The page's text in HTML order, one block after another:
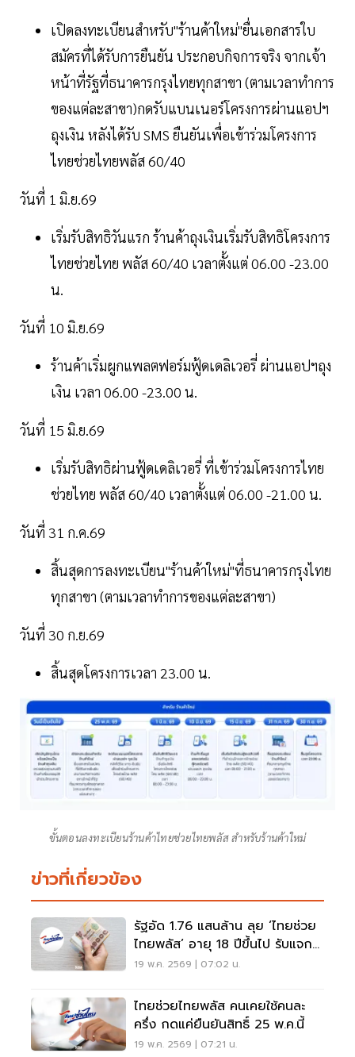
เปิดลงทะเบียนสำหรับ"ร้านค้าใหม่"ยื่นเอกสารใบ
สมัครที่ได้รับการยืนยัน ประกอบกิจการจริง จากเจ้า
หน้าที่รัฐที่ธนาคารกรุงไทยทุกสาขา (ตามเวลาทำการ
ของแต่ละสาขา)กดรับแบนเนอร์โครงการผ่านแอปฯ
ถุงเงิน หลังได้รับ SMS ยืนยันเพื่อเข้าร่วมโครงการ
ไทยช่วยไทยพลัส 60/40
วันที่ 1 มิ.ย.69
เริ่มรับสิทธิวันแรก ร้านค้าถุงเงินเริ่มรับสิทธิโครงการ
ไทยช่วยไทย พลัส 60/40 เวลาตั้งแต่ 06.00 -23.00
น.
วันที่ 10 มิ.ย.69
ร้านค้าเริ่มผูกแพลตฟอร์มฟู้ดเดลิเวอรี่ ผ่านแอปฯถุง
เงิน เวลา 06.00 -23.00 น.
วันที่ 15 มิ.ย.69
เริ่มรับสิทธิผ่านฟู้ดเดลิเวอรี่ ที่เข้าร่วมโครงการไทย
ช่วยไทย พลัส 60/40 เวลาตั้งแต่ 06.00 -21.00 น.
วันที่ 31 ก.ค.69
สิ้นสุดการลงทะเบียน"ร้านค้าใหม่"ที่ธนาคารกรุงไทย
ทุกสาขา (ตามเวลาทำการของแต่ละสาขา)
วันที่ 30 ก.ย.69
สิ้นสุดโครงการเวลา 23.00 น.
ขั้นตอนลงทะเบียนร้านค้าไทยช่วยไทยพลัส สำหรับร้านค้าใหม่
ข่าวที่เกี่ยวข้อง
รัฐอัด 1.76 แสนล้าน ลุย ‘ไทยช่วย
ไทยพลัส’ อายุ 18 ปีขึ้นไป รับแจก
1,000 นาน 4 เดือน
19 พ.ค. 2569 | 07:02 น.
ไทยช่วยไทยพลัส คนเคยใช้คนละ
ครึ่ง กดแค่ยืนยันสิทธิ์ 25 พ.ค.นี้
19 พ.ค. 2569 | 07:21 น.